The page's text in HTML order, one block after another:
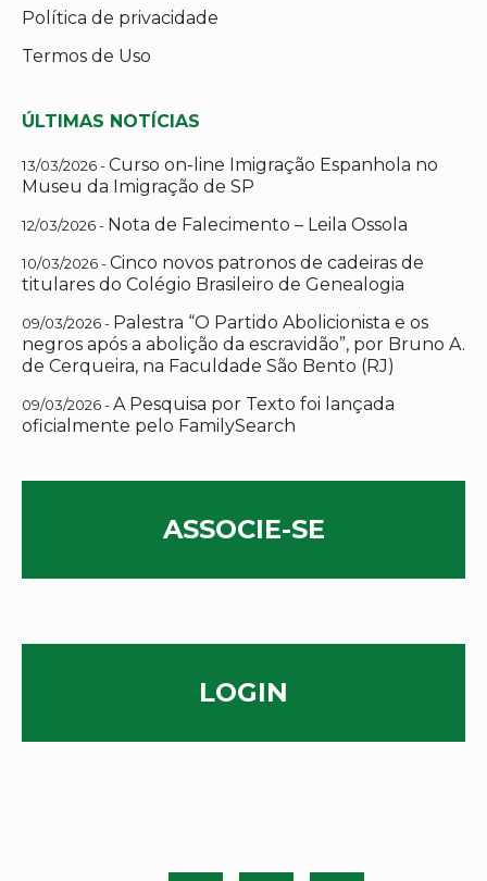
Política de privacidade
Termos de Uso
ÚLTIMAS NOTÍCIAS
13/03/2026 -Curso on-line Imigração Espanhola no
Museu da Imigração de SP
12/03/2026 - Nota de Falecimento – Leila Ossola
10/03/2026 -Cinco novos patronos de cadeiras de
titulares do Colégio Brasileiro de Genealogia
09/03/2026 - Palestra “O Partido Abolicionista e os
negros após a abolição da escravidão”, por Bruno A.
de Cerqueira, na Faculdade São Bento (RJ)
09/03/2026 -A Pesquisa por Texto foi lançada
oficialmente pelo FamilySearch
ASSOCIE-SE
LOGIN